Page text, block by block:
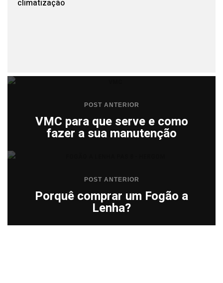
climatização
POST ANTERIOR
VMC para que serve e como
fazer a sua manutenção
POST ANTERIOR
Porquê comprar um Fogão a
Lenha?